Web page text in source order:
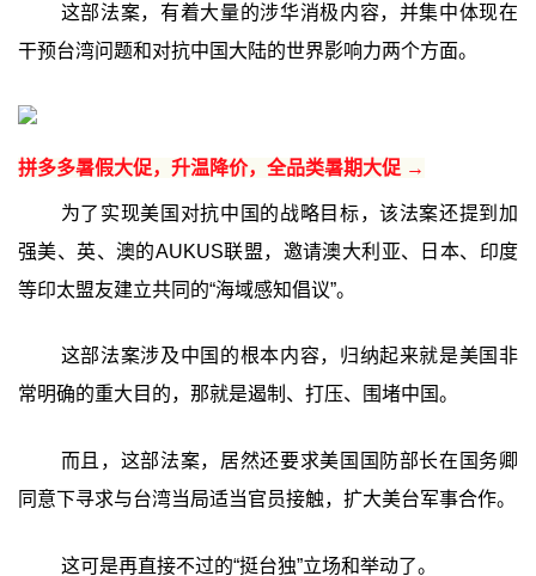
这部法案，有着大量的涉华消极内容，并集中体现在
干预台湾问题和对抗中国大陆的世界影响力两个方面。
拼多多暑假大促，升温降价，全品类暑期大促 →
为了实现美国对抗中国的战略目标，该法案还提到加
强美、英、澳的AUKUS联盟，邀请澳大利亚、日本、印度
等印太盟友建立共同的“海域感知倡议”。
这部法案涉及中国的根本内容，归纳起来就是美国非
常明确的重大目的，那就是遏制、打压、围堵中国。
而且，这部法案，居然还要求美国国防部长在国务卿
同意下寻求与台湾当局适当官员接触，扩大美台军事合作。
这可是再直接不过的“挺台独”立场和举动了。